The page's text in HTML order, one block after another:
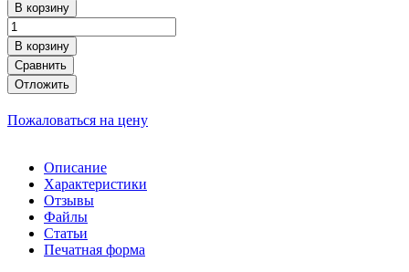
В корзину
В корзину
Сравнить
Отложить
Пожаловаться на цену
Описание
Характеристики
Отзывы
Файлы
Статьи
Печатная форма